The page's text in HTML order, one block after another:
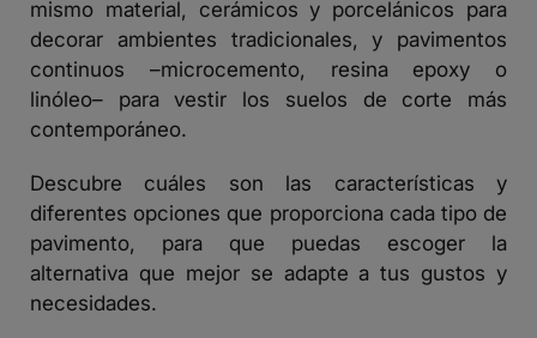
mismo material, cerámicos y porcelánicos para
decorar ambientes tradicionales, y pavimentos
continuos –microcemento, resina epoxy o
linóleo– para vestir los suelos de corte más
contemporáneo.
Descubre cuáles son las características y
diferentes opciones que proporciona cada tipo de
pavimento, para que puedas escoger la
alternativa que mejor se adapte a tus gustos y
necesidades.